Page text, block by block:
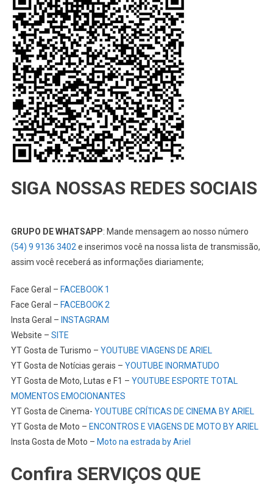
SIGA NOSSAS REDES SOCIAIS
GRUPO DE WHATSAPP: Mande mensagem ao nosso número
(54) 9 9136 3402 e inserimos você na nossa lista de transmissão,
assim você receberá as informações diariamente;
Face Geral – FACEBOOK 1
Face Geral – FACEBOOK 2
Insta Geral – INSTAGRAM
Website – SITE
YT Gosta de Turismo – YOUTUBE VIAGENS DE ARIEL
YT Gosta de Notícias gerais – YOUTUBE INORMATUDO
YT Gosta de Moto, Lutas e F1 – YOUTUBE ESPORTE TOTAL
MOMENTOS EMOCIONANTES
YT Gosta de Cinema- YOUTUBE CRÍTICAS DE CINEMA BY ARIEL
YT Gosta de Moto – ENCONTROS E VIAGENS DE MOTO BY ARIEL
Insta Gosta de Moto – Moto na estrada by Ariel
Confira SERVIÇOS QUE